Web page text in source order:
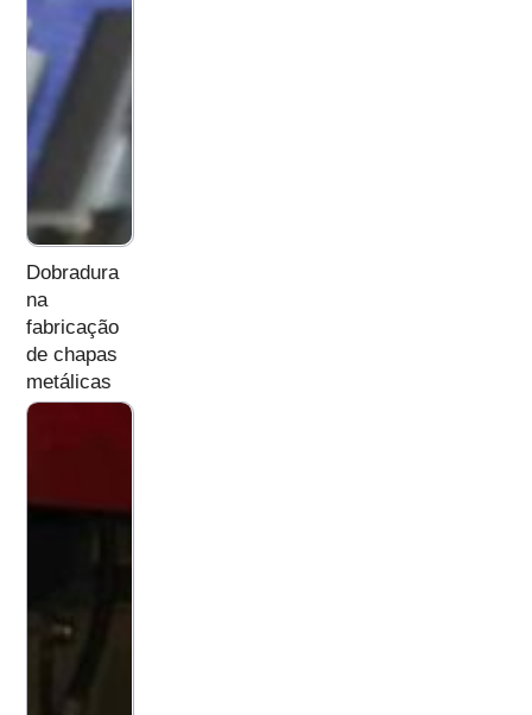
Dobradura
na
fabricação
de chapas
metálicas